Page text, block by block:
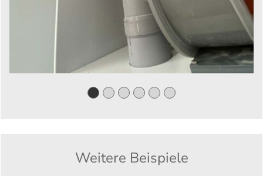
Weitere Beispiele